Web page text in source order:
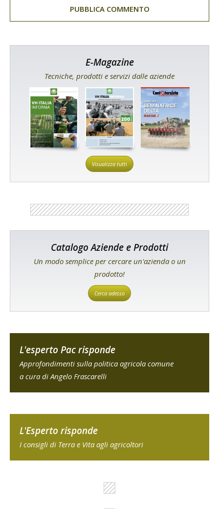
E-Magazine
Tecniche, prodotti e servizi dalle aziende
Visualizza tutti
Catalogo Aziende e Prodotti
Un modo semplice per cercare un'azienda o un
prodotto!
Cerca adesso
L'esperto Pac risponde
Approfondimenti sulla politica agricola comune
a cura di Angelo Frascarelli
L'Esperto risponde
I consigli di Terra e Vita agli agricoltori